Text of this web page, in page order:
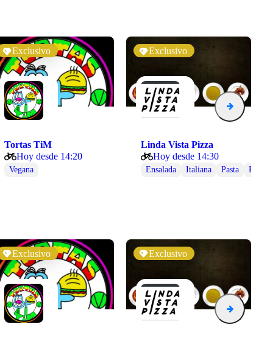
Exclusivo
Tortas TiM
Hoy desde 14:20
Vegana
Exclusivo
Linda Vista Pizza
Hoy desde 14:30
Ensalada Italiana Pasta
Exclusivo Exclusivo